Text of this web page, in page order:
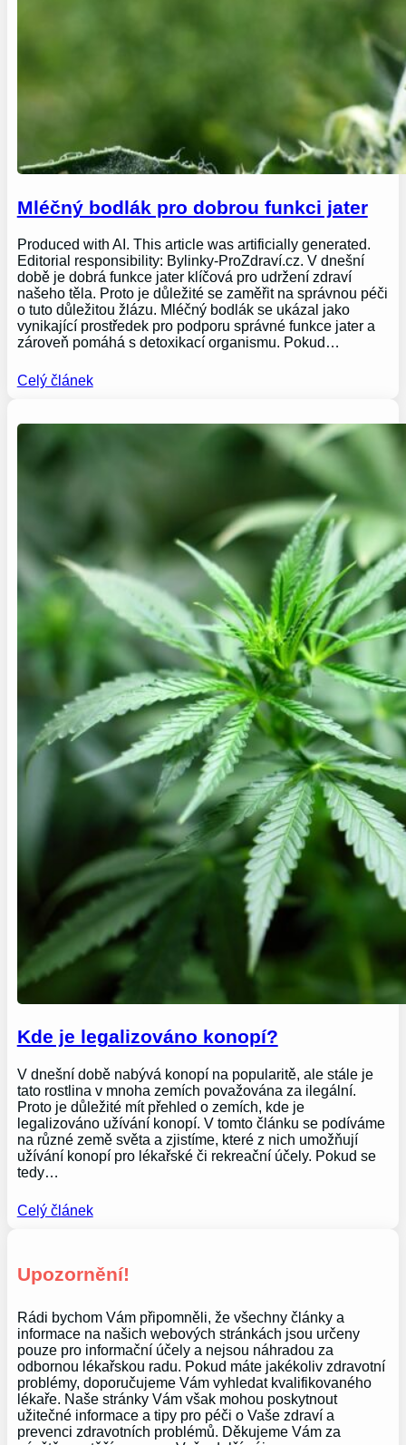
Mléčný bodlák pro dobrou funkci jater
Produced with AI. This article was artificially generated.
Editorial responsibility: Bylinky-ProZdraví.cz. V dnešní
době je dobrá funkce jater klíčová pro udržení zdraví
našeho těla. Proto je důležité se zaměřit na správnou péči
o tuto důležitou žlázu. Mléčný bodlák se ukázal jako
vynikající prostředek pro podporu správné funkce jater a
zároveň pomáhá s detoxikací organismu. Pokud…
Celý článek
Kde je legalizováno konopí?
V dnešní době nabývá konopí na popularitě, ale stále je
tato rostlina v mnoha zemích považována za ilegální.
Proto je důležité mít přehled o zemích, kde je
legalizováno užívání konopí. V tomto článku se podíváme
na různé země světa a zjistíme, které z nich umožňují
užívání konopí pro lékařské či rekreační účely. Pokud se
tedy…
Celý článek
Upozornění!
Rádi bychom Vám připomněli, že všechny články a
informace na našich webových stránkách jsou určeny
pouze pro informační účely a nejsou náhradou za
odbornou lékařskou radu. Pokud máte jakékoliv zdravotní
problémy, doporučujeme Vám vyhledat kvalifikovaného
lékaře. Naše stránky Vám však mohou poskytnout
užitečné informace a tipy pro péči o Vaše zdraví a
prevenci zdravotních problémů. Děkujeme Vám za